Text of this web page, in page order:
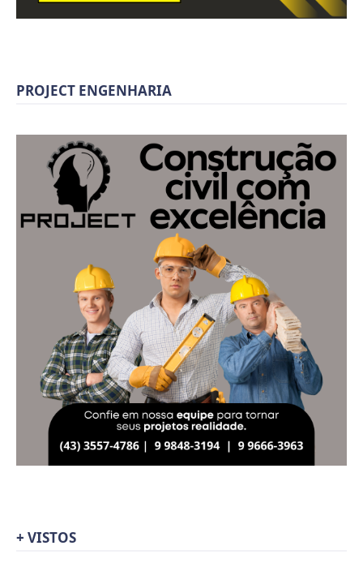
PROJECT ENGENHARIA
+ VISTOS